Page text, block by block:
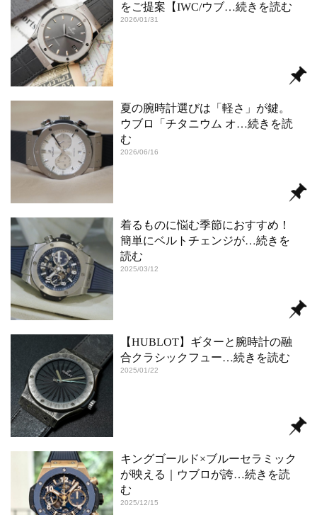
をご提案【IWC/ウブ…続きを読む
2026/01/31
夏の腕時計選びは「軽さ」が鍵。
ウブロ「チタニウム オ…続きを読
む
2026/06/16
着るものに悩む季節におすすめ！
簡単にベルトチェンジが…続きを
読む
2025/03/12
【HUBLOT】ギターと腕時計の融
合クラシックフュー…続きを読む
2025/01/22
キングゴールド×ブルーセラミック
が映える｜ウブロが誇…続きを読
む
2025/12/15